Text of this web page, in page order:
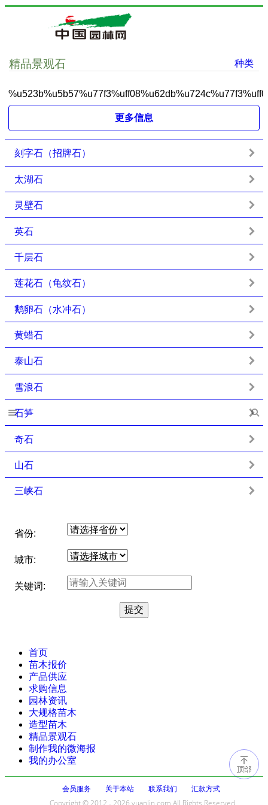
精品景观石 种类
更多信息
刻字石（招牌石）
太湖石
灵壁石
英石
千层石
莲花石（龟纹石）
鹅卵石（水冲石）
黄蜡石
泰山石
雪浪石
石笋
奇石
山石
三峡石
省份:
城市:
关键词:
首页
苗木报价
产品供应
求购信息
园林资讯
大规格苗木
造型苗木
精品景观石
制作我的微海报
我的办公室
会员服务 关于本站 联系我们
汇款方式
Copyright © 2012 - 2026 yuanlin.com All Rights Reserved.